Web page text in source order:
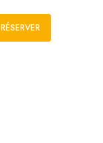
RÉSERVER